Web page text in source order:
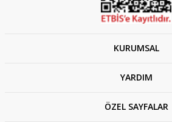
KURUMSAL
YARDIM
ÖZEL SAYFALAR